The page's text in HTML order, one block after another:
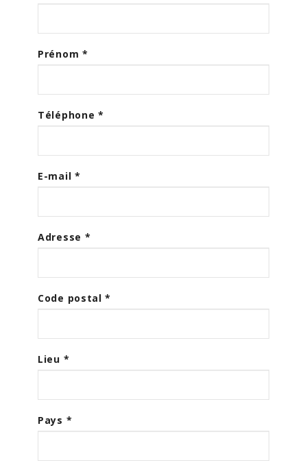
Prénom *
Téléphone *
E-mail *
Adresse *
Code postal*
Lieu *
Pays *